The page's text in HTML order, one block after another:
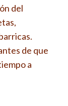
del
de que
a